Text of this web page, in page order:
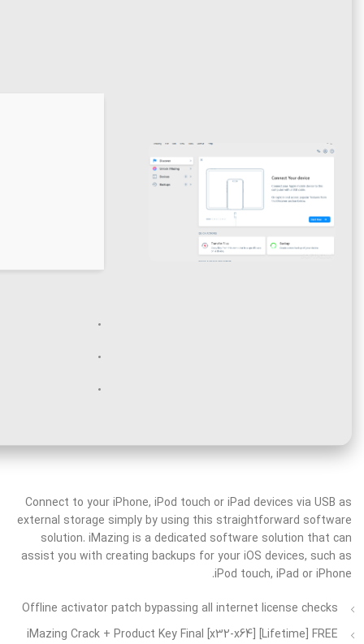
Connect to your iPhone, iPod touch or iPad devices via USB as
external storage simply by using this straightforward software
solution. iMazing is a dedicated software solution that can
assist you with creating backups for your iOS devices, such as
iPod touch, iPad or iPhone.
Offline activator patch bypassing all internet license checks
iMazing Crack + Product Key Final [x32-x64] [Lifetime] FREE